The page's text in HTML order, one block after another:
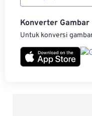
Konverter Gambar
Untuk konversi